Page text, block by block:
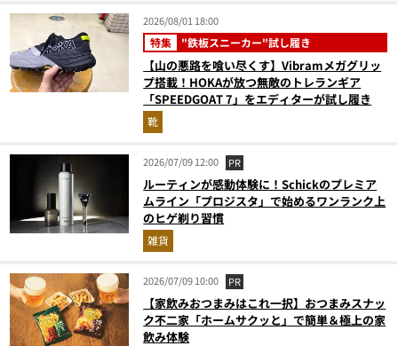
2026/08/01 18:00
特集 "鉄板スニーカー"試し履き
【山の悪路を喰い尽くす】Vibramメガグリッ
プ搭載！HOKAが放つ無敵のトレランギア
「SPEEDGOAT 7」をエディターが試し履き
靴
2026/07/09 12:00 PR
ルーティンが感動体験に！Schickのプレミア
ムライン「プロジスタ」で始めるワンランク上
のヒゲ剃り習慣
雑貨
2026/07/09 10:00 PR
【家飲みおつまみはこれ一択】おつまみスナッ
ク不二家「ホームサクッと」で簡単＆極上の家
飲み体験